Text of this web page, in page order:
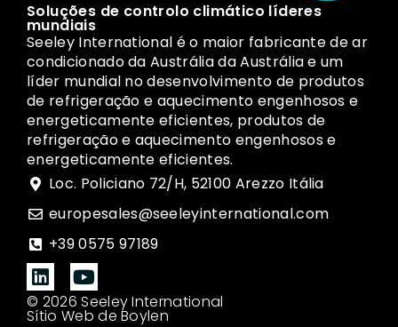
Soluções de controlo climático líderes
mundiais
Seeley International é o maior fabricante de ar
condicionado da Austrália da Austrália e um
líder mundial no desenvolvimento de produtos
de refrigeração e aquecimento engenhosos e
energeticamente eficientes, produtos de
refrigeração e aquecimento engenhosos e
energeticamente eficientes.
Loc. Policiano 72/H, 52100 Arezzo Itália
europesales@seeleyinternational.com
+39 0575 97189
© 2026 Seeley International
Sítio Web de Boylen